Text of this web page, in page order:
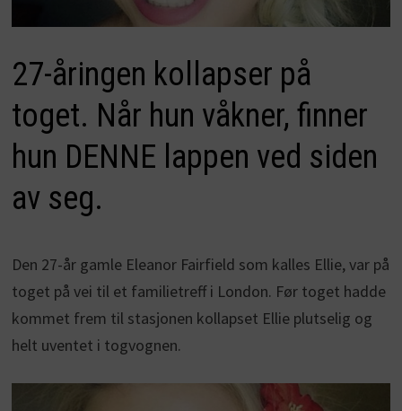
27-åringen kollapser på
toget. Når hun våkner, finner
hun DENNE lappen ved siden
av seg.
Den 27-år gamle Eleanor Fairfield som kalles Ellie, var på
toget på vei til et familietreff i London. Før toget hadde
kommet frem til stasjonen kollapset Ellie plutselig og
helt uventet i togvognen.